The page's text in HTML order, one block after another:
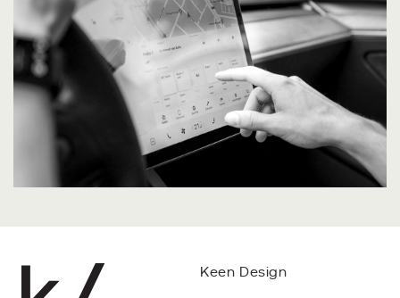
Keen Design